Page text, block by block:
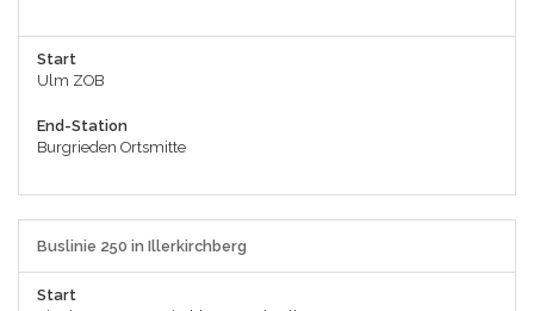
Start
Ulm ZOB
End-Station
Burgrieden Ortsmitte
Buslinie 250 in Illerkirchberg
Start